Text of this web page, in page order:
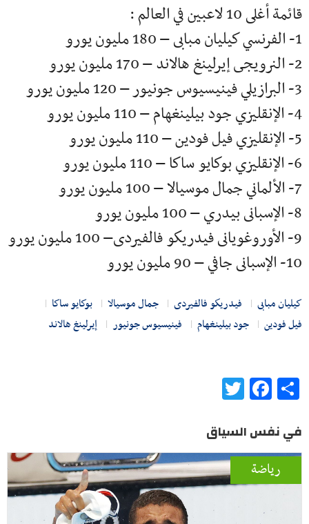
قائمة أغلى 10 لاعبين في العالم :
1- الفرنسي كيليان مبابى – 180 مليون يورو
2- النرويجى إيرلينغ هالاند – 170 مليون يورو
3- البرازيلي فينيسيوس جونيور – 120 مليون يورو
4- الإنقليزي جود بيلينغهام – 110 مليون يورو
5- الإنقليزي فيل فودين – 110 مليون يورو
6- الإنقليزي بوكايو ساكا – 110 مليون يورو
7- الألماني جمال موسيالا – 100 مليون يورو
8- الإسبانى بيدري – 100 مليون يورو
9- الأوروغويانى فيدريكو فالفيردى– 100 مليون يورو
10- الإسبانى جافي – 90 مليون يورو
كيليان مبابى فيدريكو فالفيردى جمال موسيالا
بوكايو ساكا
فيل فودين
جود بيلينغهام فينيسيوس جونيور إيرلينغ هالاند
Share
Facebook
في نفس السياق
رياضة